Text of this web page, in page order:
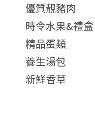
優質靚豬肉
時令水果&禮盒
精品蛋類
養生湯包
新鮮香草